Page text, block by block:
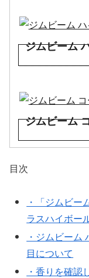
ジムビーム
ジムビーム
目次
・「ジムビー
ラスハイボー
・ジムビーム
目について
・香りを確認